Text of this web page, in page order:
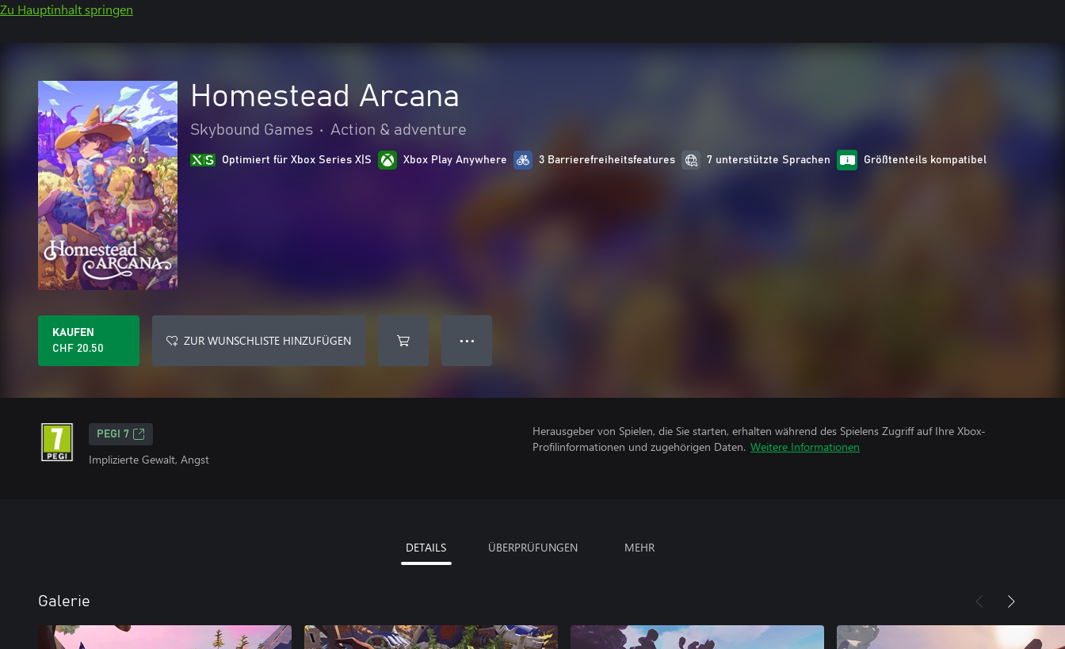
Zu Hauptinhalt springen
Homestead Arcana
Skybound Games • Action & adventure
Optimiert für Xbox Series X|S Xbox Play Anywhere 3 Barrierefreiheitsfeatures 7 unterstützte Sprachen Größtenteils kompatibel
KAUFEN
CHF 20.50
ZUR WUNSCHLISTE HINZUFÜGEN ● ● ●
PEGI 7
Implizierte Gewalt, Angst
Herausgeber von Spielen, die Sie starten, erhalten während des Spielens Zugriff auf Ihre Xbox-
Profilinformationen und zugehörigen Daten. Weitere Informationen
DETAILS ÜBERPRÜFUNGEN MEHR
Galerie